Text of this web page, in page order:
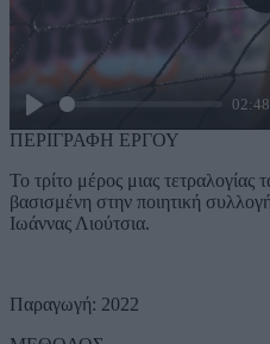
Play
02:48
ΠΕΡΙΓΡΑΦΗ ΕΡΓΟΥ
Το τρίτο μέρος μιας τετραλογίας
βασισμένη στην ποιητική συλλογή
Ιωάννας Λιούτσια.
Παραγωγή: 2022